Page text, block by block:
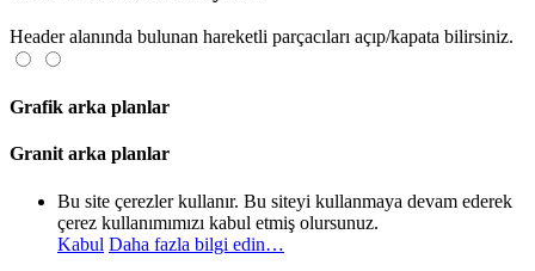
Header alanında bulunan hareketli parçacıları açıp/kapata bilirsiniz.
Grafik arka planlar
Granit arka planlar
Bu site çerezler kullanır. Bu siteyi kullanmaya devam ederek
çerez kullanımımızı kabul etmiş olursunuz.
Kabul Daha fazla bilgi edin…